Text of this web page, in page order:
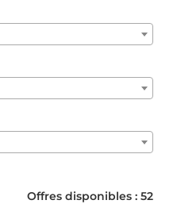
Offres disponibles : 52